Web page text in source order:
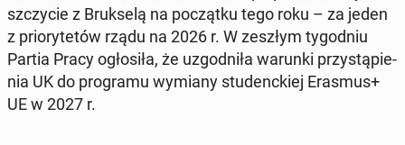
szczy­cie z Bruk­se­lą na po­cząt­ku tego roku – za jeden
z prio­ry­te­tów rządu na 2026 r. W zeszłym ty­go­dniu
Partia Pracy ogło­si­ła, że uzgod­ni­ła warunki przy­stą­pie­
nia UK do pro­gra­mu wymiany stu­denc­kiej Erasmus+
UE w 2027 r.